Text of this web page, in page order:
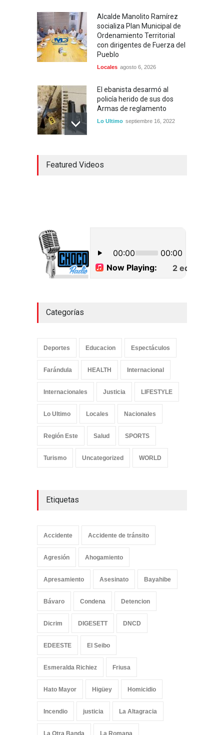
Alcalde Manolito Ramírez
socializa Plan Municipal de
Ordenamiento Territorial
con dirigentes de Fuerza del
Pueblo
Locales agosto 6, 2026
El ebanista desarmó al
policía herido de sus dos
Armas de reglamento
Lo Ultimo septiembre 16, 2022
carretera Los Jusos-Río
15 paquetes de presumible
Uncategorized
septiembre 17, 2022
Featured Videos
Categorías
Deportes Educacion Espectáculos
Farándula HEALTH Internacional
Internacionales Justicia LIFESTYLE
Lo Ultimo Locales Nacionales
Región Este Salud SPORTS
Turismo Uncategorized WORLD
Etiquetas
Accidente Accidente de tránsito
Agresión Ahogamiento
Apresamiento Asesinato Bayahibe
Bávaro Condena Detencion
Dicrim DIGESETT DNCD
EDEESTE El Seibo
Esmeralda Richiez Friusa
Hato Mayor Higüey Homicidio
Incendio justicia La Altagracia
La Otra Banda La Romana